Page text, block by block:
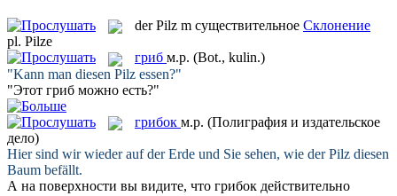
derPilz m существительное Склонение
pl. Pilze
гриб м.р. (Bot., kulin.)
"Kann man diesen Pilz essen?"
"Этот гриб можно есть?"
грибок м.р. (Полиграфия и издательское
дело)
Hier sind wir wieder auf der Erde und Sie sehen, wie derPilz diesen
Baum befällt.
А на поверхности вы видите, что грибок действительно